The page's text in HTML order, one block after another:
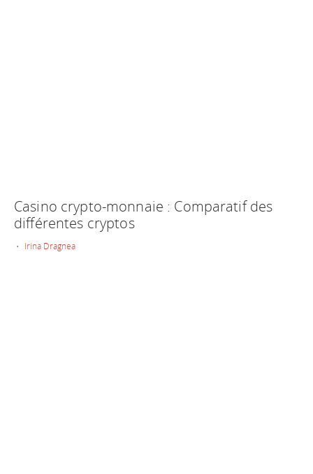
Casino crypto-monnaie : Comparatif des
différentes cryptos
• Irina Dragnea